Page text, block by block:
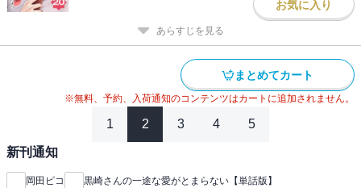
お気に入り
あらすじを見る
まとめてカート
※無料、予約、入荷通知のコンテンツはカートに追加されません。
1 2 3 4 5
新刊通知
岡田ピコ 黒崎さんの一途な愛がとまらない【単話版】